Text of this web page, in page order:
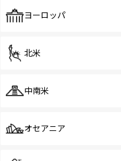
ヨーロッパ
北米
中南米
オセアニア